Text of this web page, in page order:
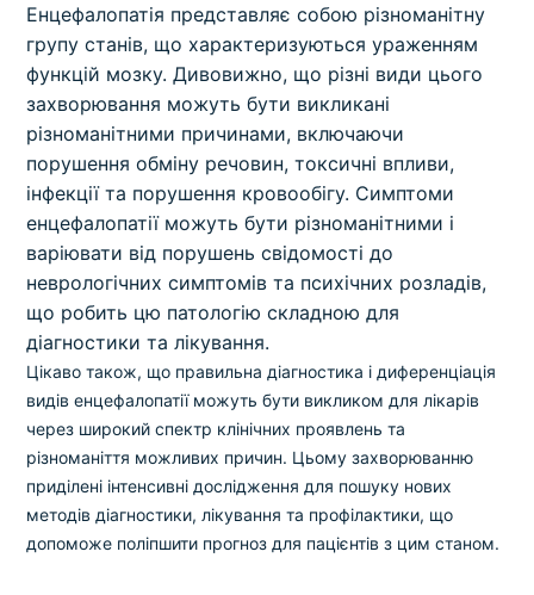
Енцефалопатія представляє собою різноманітну
групу станів, що характеризуються ураженням
функцій мозку. Дивовижно, що різні види цього
захворювання можуть бути викликані
різноманітними причинами, включаючи
порушення обміну речовин, токсичні впливи,
інфекції та порушення кровообігу. Симптоми
енцефалопатії можуть бути різноманітними і
варіювати від порушень свідомості до
неврологічних симптомів та психічних розладів,
що робить цю патологію складною для
діагностики та лікування.
Цікаво також, що правильна діагностика і диференціація
видів енцефалопатії можуть бути викликом для лікарів
через широкий спектр клінічних проявлень та
різноманіття можливих причин. Цьому захворюванню
приділені інтенсивні дослідження для пошуку нових
методів діагностики, лікування та профілактики, що
допоможе поліпшити прогноз для пацієнтів з цим станом.